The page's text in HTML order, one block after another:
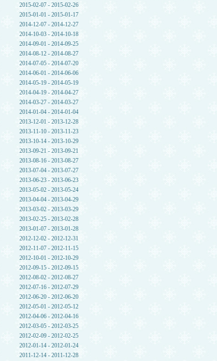
2015-02-07 - 2015-02-26
2015-01-01 - 2015-01-17
2014-12-07 - 2014-12-27
2014-10-03 - 2014-10-18
2014-09-01 - 2014-09-25
2014-08-12 - 2014-08-27
2014-07-05 - 2014-07-20
2014-06-01 - 2014-06-06
2014-05-19 - 2014-05-19
2014-04-19 - 2014-04-27
2014-03-27 - 2014-03-27
2014-01-04 - 2014-01-04
2013-12-01 - 2013-12-28
2013-11-10 - 2013-11-23
2013-10-14 - 2013-10-29
2013-09-21 - 2013-09-21
2013-08-16 - 2013-08-27
2013-07-04 - 2013-07-27
2013-06-23 - 2013-06-23
2013-05-02 - 2013-05-24
2013-04-04 - 2013-04-29
2013-03-02 - 2013-03-29
2013-02-25 - 2013-02-28
2013-01-07 - 2013-01-28
2012-12-02 - 2012-12-31
2012-11-07 - 2012-11-15
2012-10-01 - 2012-10-29
2012-09-15 - 2012-09-15
2012-08-02 - 2012-08-27
2012-07-16 - 2012-07-29
2012-06-20 - 2012-06-20
2012-05-01 - 2012-05-12
2012-04-06 - 2012-04-16
2012-03-05 - 2012-03-25
2012-02-09 - 2012-02-25
2012-01-14 - 2012-01-24
2011-12-14 - 2011-12-28